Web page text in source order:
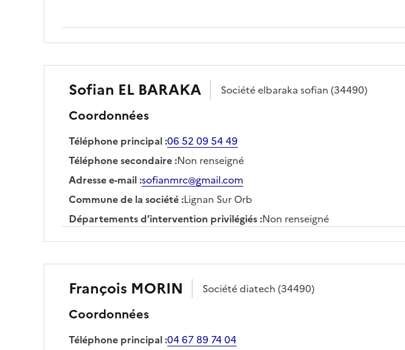
Sofian EL BARAKA Sociétéelbaraka sofian (34490)
Coordonnées
Téléphone principal:06 52 09 54 49
Téléphone secondaire:Non renseigné
Adresse e-mail:sofianmrc@gmail.com
Commune de la société:Lignan Sur Orb
Départements d’intervention privilégiés:Non renseigné
François MORIN Sociétédiatech (34490)
Coordonnées
Téléphone principal:04 67 89 74 04